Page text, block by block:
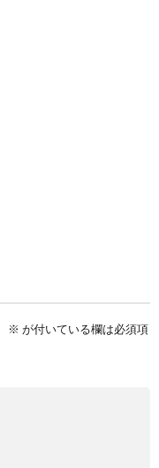
※ が付いている欄は必須項